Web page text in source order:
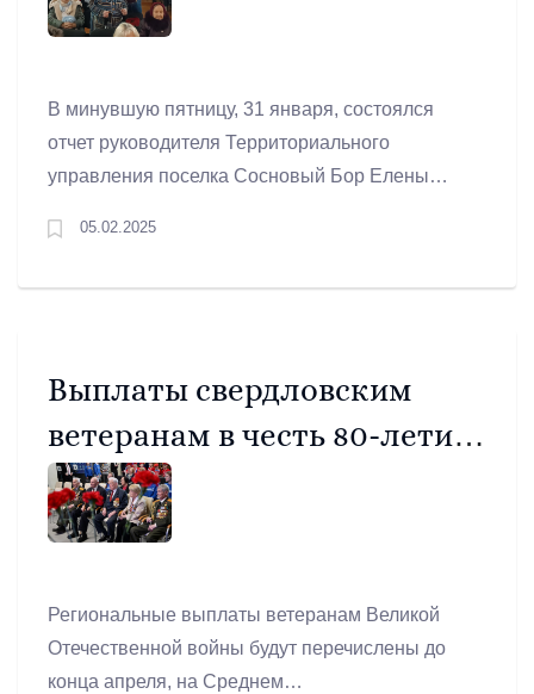
В минувшую пятницу, 31 января, состоялся
отчет руководителя Территориального
управления поселка Сосновый Бор Елены
исполнении сметы расходов ТУ поселка
05.02.2025
Выплаты свердловским
ветеранам в честь 80-летия
Победы стартуют с
сегодняшнего дня
Региональные выплаты ветеранам Великой
Отечественной войны будут перечислены до
конца апреля, на Среднем